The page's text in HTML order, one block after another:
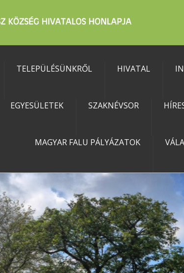
TELEPÜLÉSÜNKRŐL HIVATAL
EGYESÜLETEK SZAKNÉVSOR
MAGYAR FALU PÁLYÁZATOK